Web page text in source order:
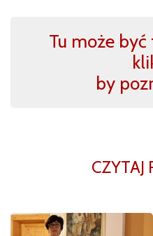
Tu może
by
CZYTAJ